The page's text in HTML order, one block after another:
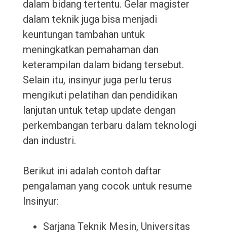
dalam bidang tertentu. Gelar magister
dalam teknik juga bisa menjadi
keuntungan tambahan untuk
meningkatkan pemahaman dan
keterampilan dalam bidang tersebut.
Selain itu, insinyur juga perlu terus
mengikuti pelatihan dan pendidikan
lanjutan untuk tetap update dengan
perkembangan terbaru dalam teknologi
dan industri.
Berikut ini adalah contoh daftar
pengalaman yang cocok untuk resume
Insinyur:
Sarjana Teknik Mesin, Universitas